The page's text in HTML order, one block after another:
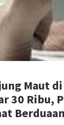
Maut
30 Ribu,
Berduaan